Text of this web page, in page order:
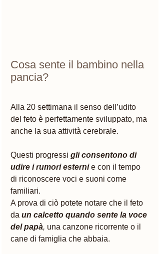
Cosa sente il bambino nella
pancia?
Alla 20 settimana il senso dell’udito
del feto è perfettamente sviluppato, ma
anche la sua attività cerebrale.
Questi progressi gli consentono di
udire i rumori esterni e con il tempo
di riconoscere voci e suoni come
familiari.
A prova di ciò potete notare che il feto
da un calcetto quando sente la voce
del papà, una canzone ricorrente o il
cane di famiglia che abbaia.